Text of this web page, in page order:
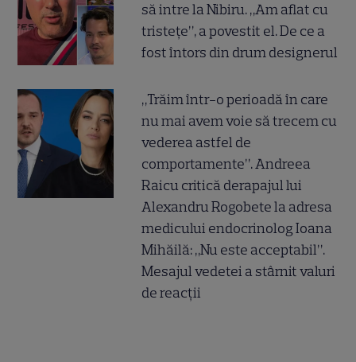
să intre la Nibiru. „Am aflat cu
tristețe”, a povestit el. De ce a
fost întors din drum designerul
„Trăim într-o perioadă în care
nu mai avem voie să trecem cu
vederea astfel de
comportamente”. Andreea
Raicu critică derapajul lui
Alexandru Rogobete la adresa
medicului endocrinolog Ioana
Mihăilă: „Nu este acceptabil”.
Mesajul vedetei a stârnit valuri
de reacții